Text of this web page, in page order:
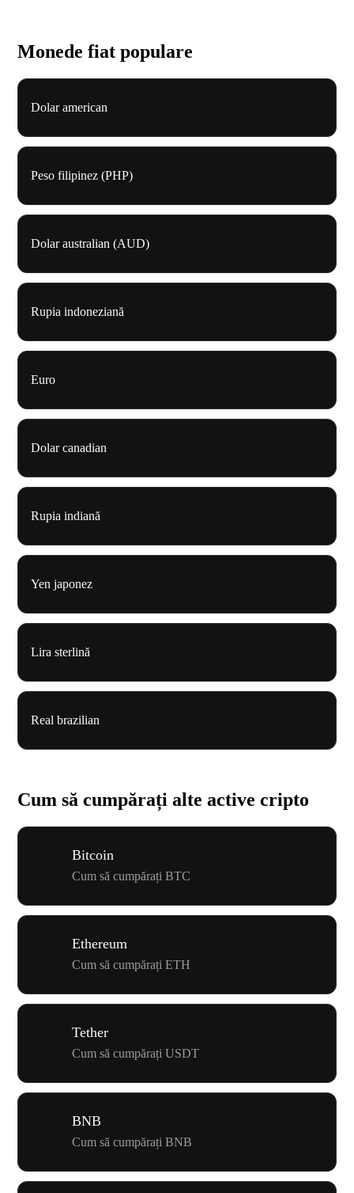
Monede fiat populare
Dolar american
Peso filipinez (PHP)
Dolar australian (AUD)
Rupia indoneziană
Euro
Dolar canadian
Rupia indiană
Yen japonez
Lira sterlină
Real brazilian
Cum să cumpărați alte active cripto
Bitcoin
Cum să cumpărați BTC
Ethereum
Cum să cumpărați ETH
Tether
Cum să cumpărați USDT
BNB
Cum să cumpărați BNB